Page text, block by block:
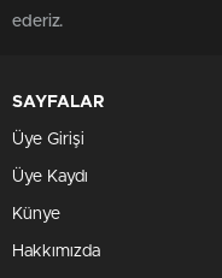
ederiz.
SAYFALAR
Üye Girişi
Üye Kaydı
Künye
Hakkımızda